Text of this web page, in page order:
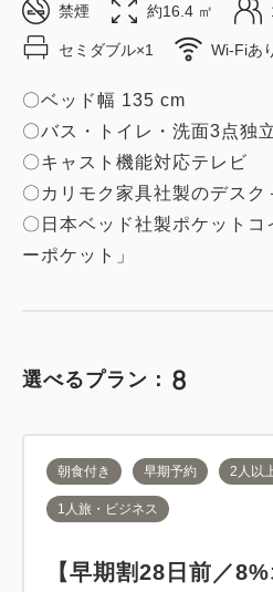
禁煙 約16.4 ㎡
セミダブル×1 Wi-Fiあ
〇ベッド幅 135 cm
〇バス・トイレ・洗面3点独
〇キャスト機能対応テレビ
〇カリモク家具社製のデスク
〇日本ベッド社製ポケットコ
ーポケット」
選べるプラン： 8
朝食付き 早期予約 2人以
1人旅・ビジネス
【早期割28日前／